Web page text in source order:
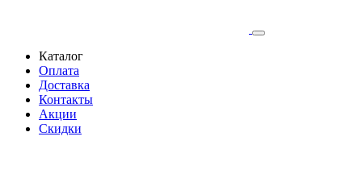
Каталог
Оплата
Доставка
Контакты
Акции
Скидки